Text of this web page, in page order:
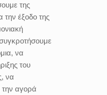
της
την έξοδο της
να
του
να
αγορά